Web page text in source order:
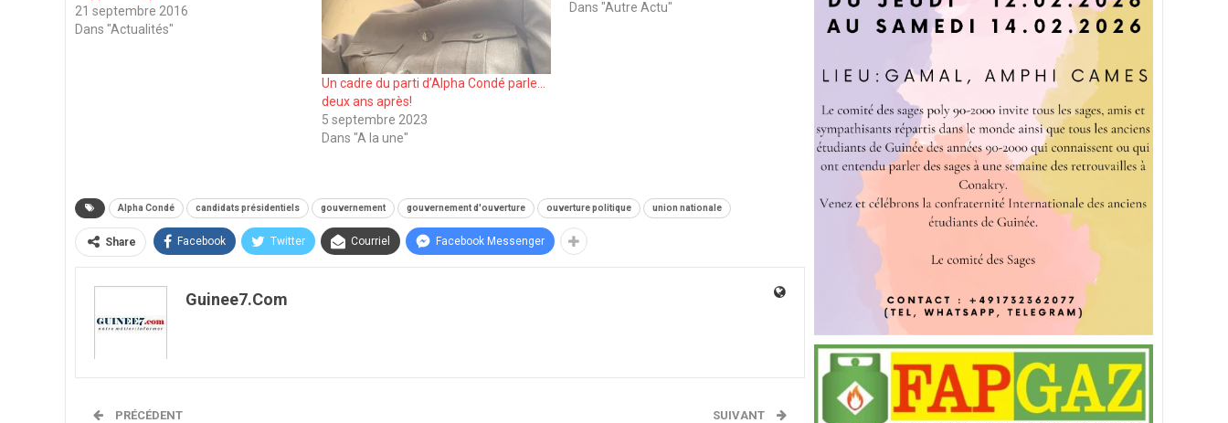
21 septembre 2016
Dans "Actualités"
Un cadre du parti d’Alpha Condé parle…
deux ans après!
5 septembre 2023
Dans "A la une"
Dans "Autre Actu"
Alpha Condé candidats présidentiels gouvernement gouvernement d'ouverture ouverture politique union nationale
Share Facebook Twitter Courriel Facebook Messenger
Guinee7.com
PRÉCÉDENT SUIVANT